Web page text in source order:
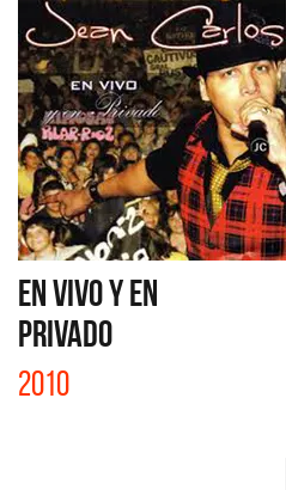
EN VIVO Y EN
PRIVADO
2010